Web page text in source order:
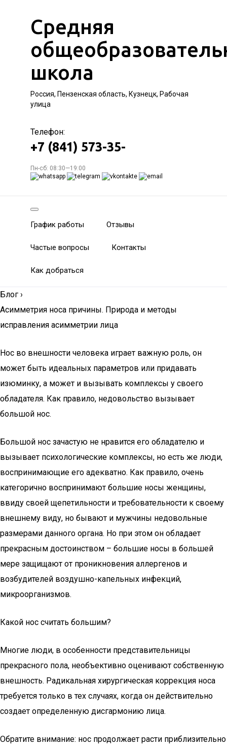
Средняя
школа
Россия, Пензенская область, Кузнецк, Рабочая
улица
Телефон:
+7 (841) 573-35-
Пн-сб: 08:30—19:00
График работы Отзывы
Частые вопросы Контакты
Как добраться
Блог ›
Асимметрия носа причины. Природа и методы
исправления асимметрии лица
Нос во внешности человека играет важную роль, он
может быть идеальных параметров или придавать
изюминку, а может и вызывать комплексы у своего
обладателя. Как правило, недовольство вызывает
большой нос.
Большой нос зачастую не нравится его обладателю и
вызывает психологические комплексы, но есть же люди,
воспринимающие его адекватно. Как правило, очень
категорично воспринимают большие носы женщины,
ввиду своей щепетильности и требовательности к своему
внешнему виду, но бывают и мужчины недовольные
размерами данного органа. Но при этом он обладает
прекрасным достоинством – большие носы в большей
мере защищают от проникновения аллергенов и
возбудителей воздушно-капельных инфекций,
микроорганизмов.
Какой нос считать большим?
Многие люди, в особенности представительницы
прекрасного пола, необъективно оценивают собственную
внешность. Радикальная хирургическая коррекция носа
требуется только в тех случаях, когда он действительно
создает определенную дисгармонию лица.
Обратите внимание: нос продолжает расти приблизительно